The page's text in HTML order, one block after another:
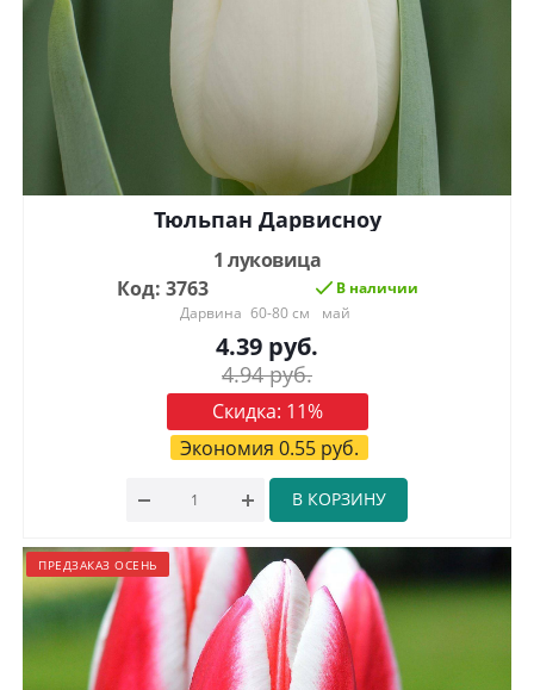
Тюльпан Дарвиcноу
1 луковица
Код: 3763
В наличии
Дарвина 60-80 см май
4.39 руб.
4.94руб.
Скидка: 11%
Экономия 0.55руб.
В КОРЗИНУ
ПРЕДЗАКАЗ ОСЕНЬ